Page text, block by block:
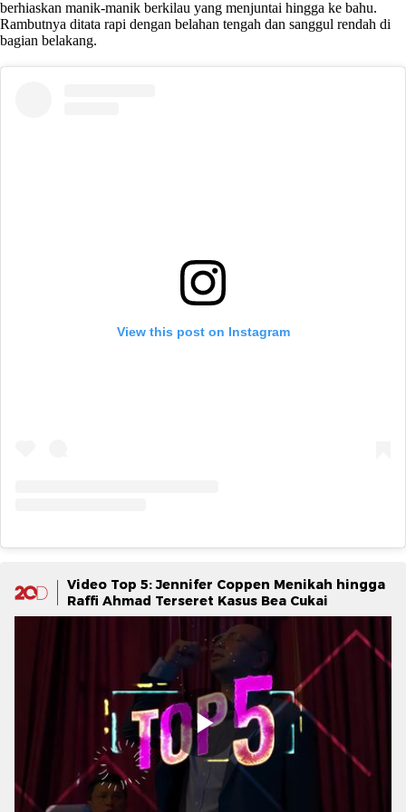
berhiaskan manik-manik berkilau yang menjuntai hingga ke bahu.
Rambutnya ditata rapi dengan belahan tengah dan sanggul rendah di
bagian belakang.
View this post on Instagram
Video Top 5: Jennifer Coppen Menikah hingga
Raffi Ahmad Terseret Kasus Bea Cukai